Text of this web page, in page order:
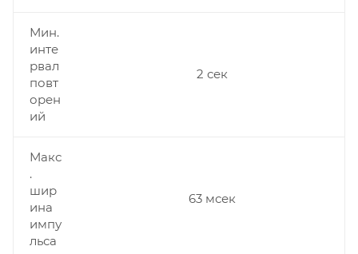
Мин.
инте
рвал
повт
орен
ий
2 сек
Макс
.
шир
ина
импу
льса
63 мсек